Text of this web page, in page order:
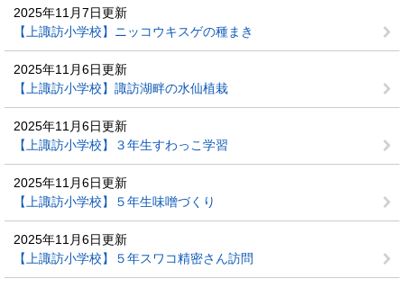
2025年11月7日更新
【上諏訪小学校】ニッコウキスゲの種まき
2025年11月6日更新
【上諏訪小学校】諏訪湖畔の水仙植栽
2025年11月6日更新
【上諏訪小学校】３年生すわっこ学習
2025年11月6日更新
【上諏訪小学校】５年生味噌づくり
2025年11月6日更新
【上諏訪小学校】５年スワコ精密さん訪問